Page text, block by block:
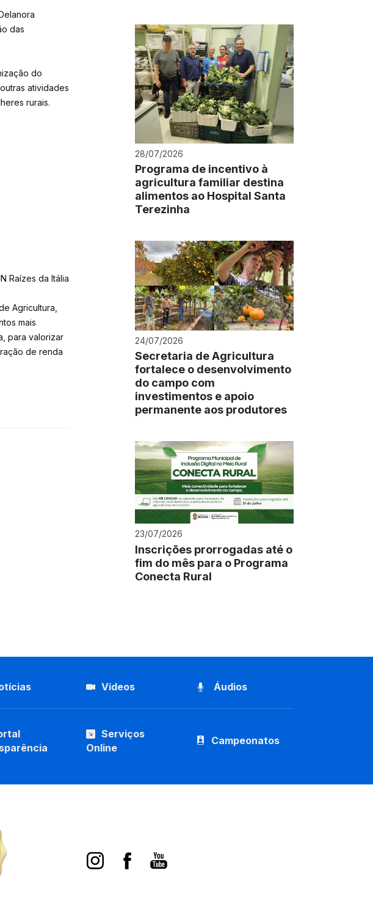
das
do
atividades
rurais.
Raízes da Itália
Agricultura,
mais
para valorizar
de renda
28/07/2026
Programa de incentivo à
agricultura familiar destina
alimentos ao Hospital Santa
Terezinha
24/07/2026
Secretaria de Agricultura
fortalece o desenvolvimento
do campo com
investimentos e apoio
permanente aos produtores
23/07/2026
Inscrições prorrogadas até o
fim do mês para o Programa
Conecta Rural
Vídeos Áudios
Serviços
Online
Campeonatos